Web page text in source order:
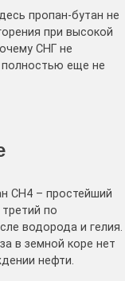
пропан-бутан не
при высокой
СНГ не
полностью еще не
СН4 – простейший
по
водорода и гелия.
в земной коре нет
нефти.